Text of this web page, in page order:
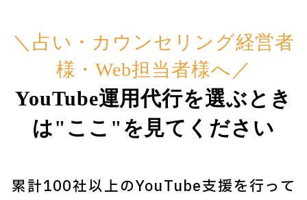
＼占い・カウンセリング経営者
様・Web担当者様へ／
YouTube運用代行を選ぶとき
は"ここ"を見てください
累計100社以上のYouTube支援を行って